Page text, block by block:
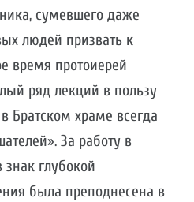
сумевшего даже
людей призвать к
время протоиерей
ряд лекций в пользу
Братском храме всегда
За работу в
знак глубокой
была преподнесена в